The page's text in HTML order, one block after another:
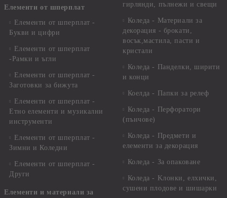
Елементи от шперплат
Елементи от шперплат -
Букви и цифри
Елементи от шперплат
-Рамки и ъгли
Елементи от шперплат -
Заготовки за бижута
Елементи от шперплат -
Етно елементи и музикални
инструменти
Елементи от шперплат -
Зимни и Коледни
Елементи от шперплат -
Други
Елементи и материали за
гирлянди, пълнежи и свещи
Коледа - Материали за
декорация - брокати,
восък,мастила, пасти и
кристали
Коледа - Панделки, ширити
и конци
Коелда - Папки за релеф
Коледа - Перфоратори
(пънчове)
Коледа - Предмети и
елементи за декорация
Коледа - За опаковане
Коледа - Kлонки, елхички,
сушени плодове и шишарки